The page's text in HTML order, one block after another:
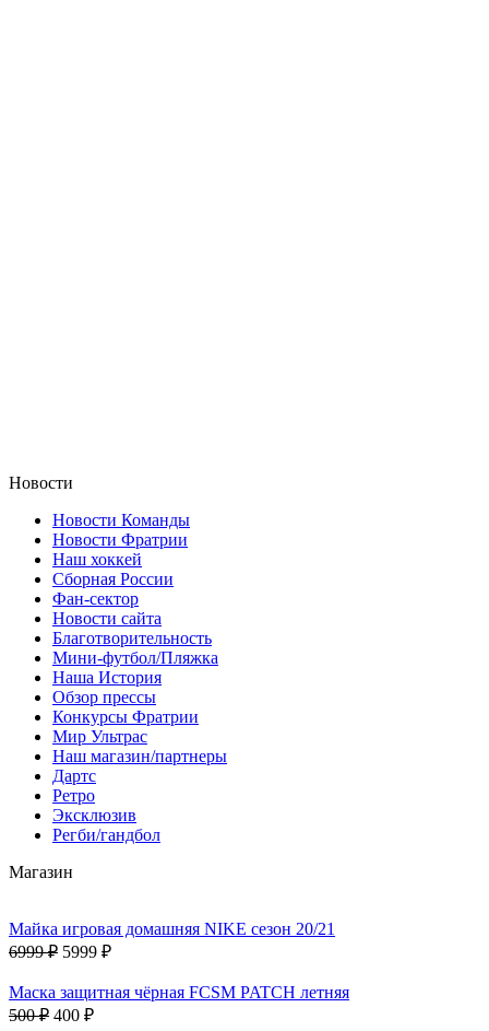
Новости
Новости Команды
Новости Фратрии
Наш хоккей
Сборная России
Фан-cектор
Новости сайта
Благотворительность
Мини-футбол/Пляжка
Наша История
Обзор прессы
Конкурсы Фратрии
Мир Ультрас
Наш магазин/партнеры
Дартс
Ретро
Эксклюзив
Регби/гандбол
Магазин
Майка игровая домашняя NIKE сезон 20/21
6999 ₽ 5999 ₽
Маска защитная чёрная FCSM PATCH летняя
500 ₽ 400 ₽